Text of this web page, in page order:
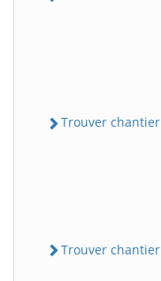
Trouver chantier
Trouver chantier